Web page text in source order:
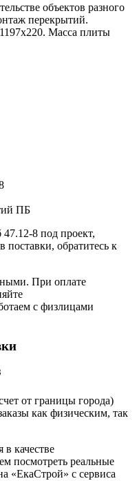
объектов разного
перекрытий.
Масса плиты
ПБ
8 под проект,
поставки, обратитесь к
При оплате
с физлицами
от границы города)
как физическим, так
качестве
посмотреть реальные
«ЕкаСтрой» с сервиса